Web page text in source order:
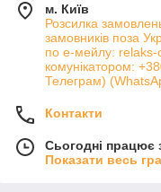
м. Київ
Розсилка
замовників поза
по е-мейлу: relaks-
комунікатором:
Телеграм)
Контакти
Сьогодні працює
Показати весь